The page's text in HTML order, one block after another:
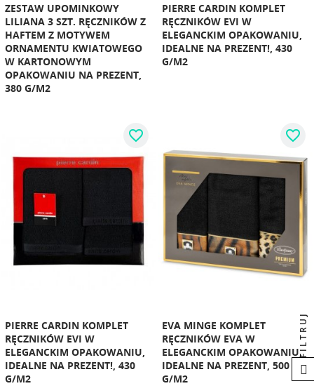
ZESTAW UPOMINKOWY
LILIANA 3 SZT. RĘCZNIKÓW Z
HAFTEM Z MOTYWEM
ORNAMENTU KWIATOWEGO
W KARTONOWYM
OPAKOWANIU NA PREZENT,
380 G/M2
PIERRE CARDIN KOMPLET
RĘCZNIKÓW EVI W
ELEGANCKIM OPAKOWANIU,
IDEALNE NA PREZENT!, 430
G/M2
PIERRE CARDIN KOMPLET
RĘCZNIKÓW EVI W
ELEGANCKIM OPAKOWANIU,
IDEALNE NA PREZENT!, 430
G/M2
favorite_border
EVA MINGE KOMPLET
RĘCZNIKÓW EVA W
ELEGANCKIM OPAKOWANIU,
IDEALNE NA PREZENT, 500
G/M2
favorite_border
FILTRUJ